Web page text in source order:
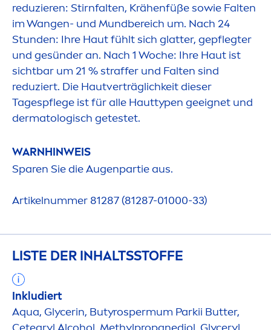
reduzieren: Stirnfalten, Krähenfüße sowie Falten
im Wangen- und Mundbereich um. Nach 24
Stunden: Ihre Haut fühlt sich glatter, gepflegter
und gesünder an. Nach 1 Woche: Ihre Haut ist
sichtbar um 21 % straffer und Falten sind
reduziert. Die Hautverträglichkeit dieser
Tagespflege ist für alle Hauttypen geeignet und
dermatologisch getestet.
WARNHINWEIS
Sparen Sie die Augenpartie aus.
Artikelnummer 81287 (81287-01000-33)
LISTE DER INHALTSSTOFFE
Inkludiert
Aqua, Glycerin, Butyrospermum Parkii Butter,